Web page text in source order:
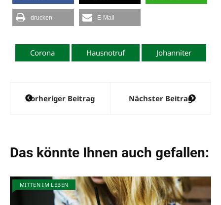
drucken E-Mail
Corona Hausnotruf Johanniter
Beitragsnavigation
Vorheriger Beitrag Nächster Beitrag
Das könnte Ihnen auch gefallen:
MITTEN IM LEBEN